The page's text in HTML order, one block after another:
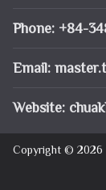
Phone: +84-
Email:
Website:
Copyright © 2026